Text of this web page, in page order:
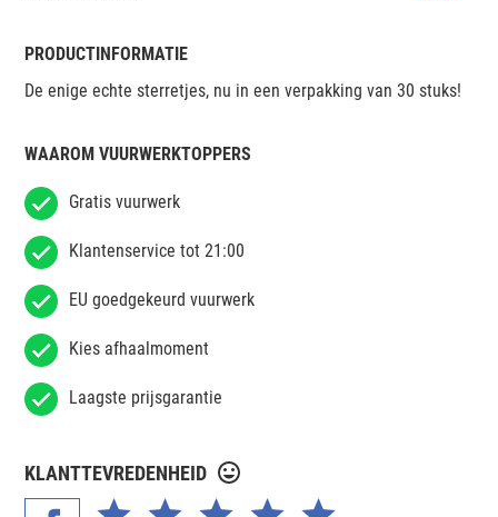
PRODUCTINFORMATIE
De enige echte sterretjes, nu in een verpakking van 30 stuks!
WAAROM VUURWERKTOPPERS
Gratis vuurwerk
Klantenservice tot 21:00
EU goedgekeurd vuurwerk
Kies afhaalmoment
Laagste prijsgarantie
KLANTTEVREDENHEID